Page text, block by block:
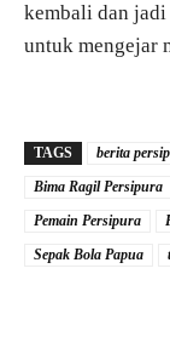
kembali dan
untuk mengejar
TAGS berita
Bima Ragil Persipura
Pemain Persipura
Sepak Bola Papua